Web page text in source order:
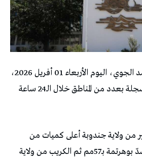
نشر المعهد الوطني للرّصد الجوي، اليوم الأربعاء 01 أفريل 2026،
قائمة كميات الأمطار المسجلة بعدد من المناطق خلال الـ24 ساعة
من ولاية جندوبة أعلى كميات من
الأمطار بـ59 مم، يليها سدّ بوهرتمة بـ57مم ثم الكريب من ولاية